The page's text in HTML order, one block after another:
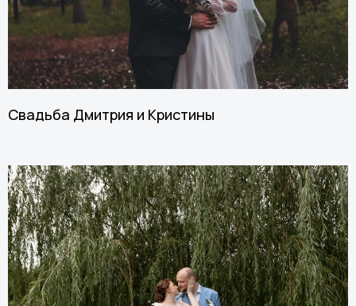
Свадьба Дмитрия и Кристины